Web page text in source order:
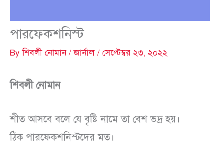
পারফেকশনিস্ট
Byশিবলী নোমান/জার্নাল / সেপ্টেম্বর ২৩, ২০২২
শিবলী নোমান
শীত আসবে বলে যে বৃষ্টি নামে তা বেশ ভদ্র হয়।
ঠিক পারফেকশনিস্টদের মত।